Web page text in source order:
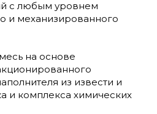
с любым уровнем
и механизированного
на основе
из извести и
и комплекса химических